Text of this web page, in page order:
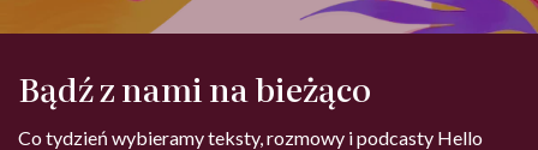
Bądź z nami na bieżąco
Co tydzień wybieramy teksty, rozmowy i podcasty Hello